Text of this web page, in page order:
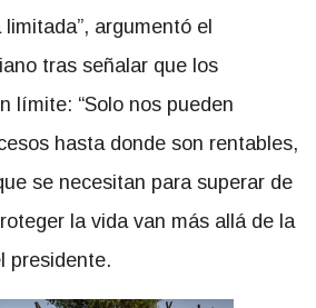
argumentó el
tras señalar que los
límite: “Solo nos pueden
hasta donde son rentables,
se necesitan para superar de
la vida van más allá de la
presidente.